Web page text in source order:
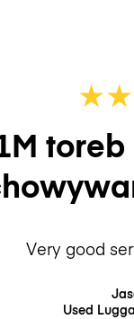
★★
Very good
Used